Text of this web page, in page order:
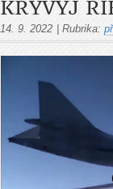
KRYVYJ
14. 9. 2022 Rubrika: